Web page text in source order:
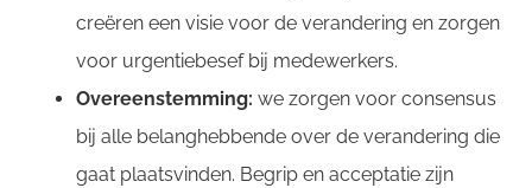
creëren een visie voor de verandering en zorgen
voor urgentiebesef bij medewerkers.
Overeenstemming: we zorgen voor consensus
bij alle belanghebbende over de verandering die
gaat plaatsvinden. Begrip en acceptatie zijn